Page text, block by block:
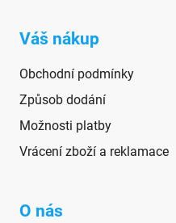
Váš nákup
Obchodní podmínky
Způsob dodání
Možnosti platby
Vrácení zboží a reklamace
O nás